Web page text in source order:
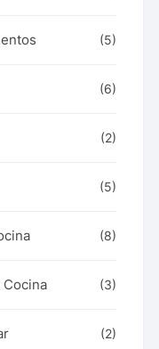
(5)
(6)
(2)
(5)
(8)
Cocina (3)
(2)